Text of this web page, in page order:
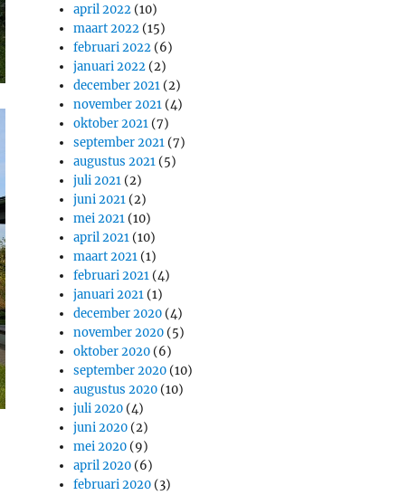
april 2022 (10)
maart 2022 (15)
februari 2022 (6)
januari 2022 (2)
december 2021 (2)
november 2021 (4)
oktober 2021 (7)
september 2021 (7)
augustus 2021 (5)
juli 2021 (2)
juni 2021 (2)
mei 2021 (10)
april 2021 (10)
maart 2021 (1)
februari 2021 (4)
januari 2021 (1)
december 2020 (4)
november 2020 (5)
oktober 2020 (6)
september 2020 (10)
augustus 2020 (10)
juli 2020 (4)
juni 2020 (2)
mei 2020 (9)
april 2020 (6)
februari 2020 (3)